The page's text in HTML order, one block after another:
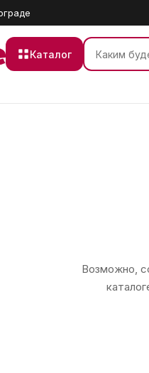
Каталог
Возможно,